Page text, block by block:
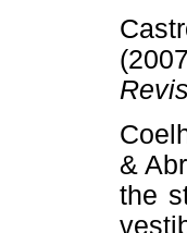
&
the